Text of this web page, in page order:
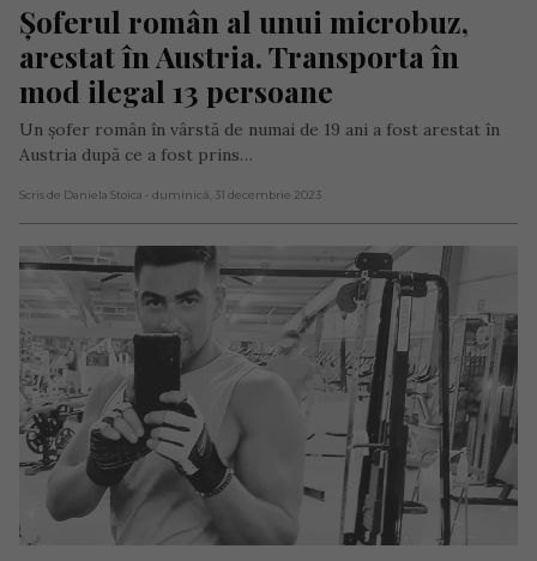
Șoferul român al unui microbuz,
arestat în Austria. Transporta în
mod ilegal 13 persoane
Un şofer român în vârstă de numai de 19 ani a fost arestat în
Austria după ce a fost prins…
Scris de Daniela Stoica - duminică, 31 decembrie 2023